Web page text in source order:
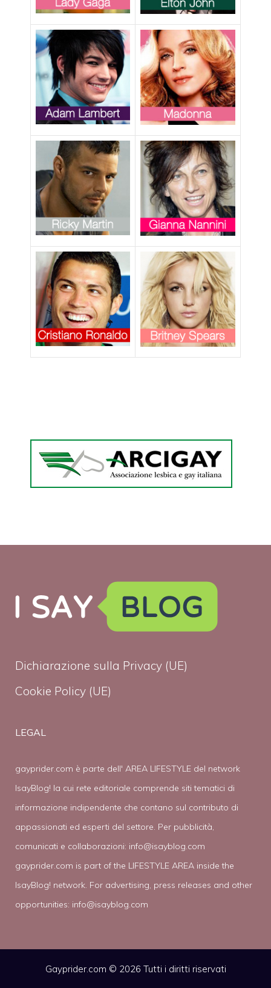
Dichiarazione sulla Privacy (UE)
Cookie Policy (UE)
LEGAL
gayprider.com è parte dell' AREA LIFESTYLE del network
IsayBlog! la cui rete editoriale comprende siti tematici di
informazione indipendente che contano sul contributo di
appassionati ed esperti del settore. Per pubblicità,
comunicati e collaborazioni: info@isayblog.com
gayprider.com is part of the LIFESTYLE AREA inside the
IsayBlog! network. For advertising, press releases and other
opportunities: info@isayblog.com
Gayprider.com © 2026 Tutti i diritti riservati